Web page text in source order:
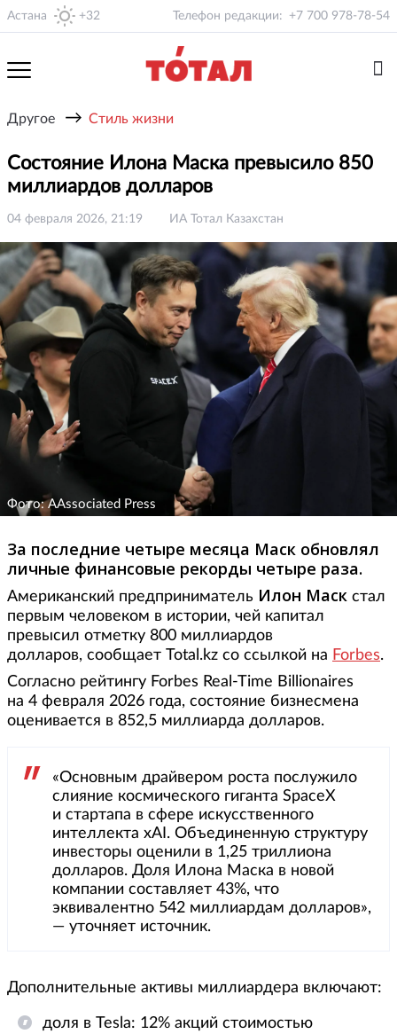
Астана +32 Телефон редакции: +7 700 978-78-54
Другое → Стиль жизни
Состояние Илона Маска превысило 850
миллиардов долларов
04 февраля 2026, 21:19 ИА Тотал Казахстан
Фото: AAssociated Press
За последние четыре месяца Маск обновлял
личные финансовые рекорды четыре раза.
Американский предприниматель Илон Маск стал
первым человеком в истории, чей капитал
превысил отметку 800 миллиардов
долларов, сообщает Total.kz со ссылкой на Forbes.
Согласно рейтингу Forbes Real-Time Billionaires
на 4 февраля 2026 года, состояние бизнесмена
оценивается в 852,5 миллиарда долларов.
«Основным драйвером роста послужило
слияние космического гиганта SpaceX
и стартапа в сфере искусственного
интеллекта xAI. Объединенную структуру
инвесторы оценили в 1,25 триллиона
долларов. Доля Илона Маска в новой
компании составляет 43%, что
эквивалентно 542 миллиардам долларов»,
— уточняет источник.
Дополнительные активы миллиардера включают:
доля в Tesla: 12% акций стоимостью